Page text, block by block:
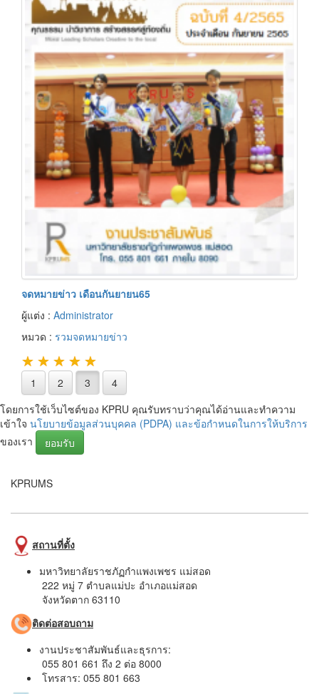
จดหมายข่าว เดือนกันยายน65
ผู้แต่ง : Administrator
หมวด : รวมจดหมายข่าว
★ ★ ★ ★ ★
1 2 3
4
โดยการใช้เว็บไซต์ของ KPRU คุณรับทราบว่าคุณได้อ่านและทำความ
เข้าใจ นโยบายข้อมูลส่วนบุคคล (PDPA) และข้อกำหนดในการให้บริการ
ของเรา
ยอมรับ
KPRUMS
สถานที่ตั้ง
มหาวิทยาลัยราชภัฏกำแพงเพชร แม่สอด
222 หมู่ 7 ตำบลแม่ปะ อำเภอแม่สอด
จังหวัดตาก 63110
ติดต่อสอบถาม
งานประชาสัมพันธ์และธุรการ:
055 801 661 ถึง 2 ต่อ 8000
โทรสาร: 055 801 663